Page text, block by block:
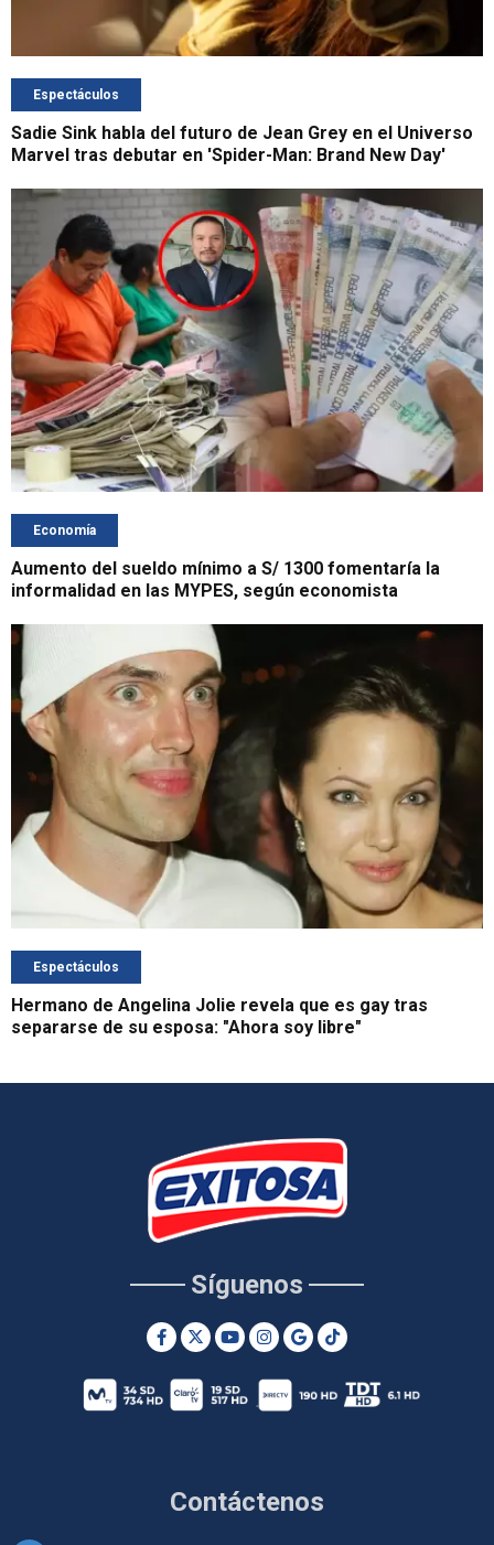
Espectáculos
Sadie Sink habla del futuro de Jean Grey en el Universo
Marvel tras debutar en 'Spider-Man: Brand New Day'
Economía
Aumento del sueldo mínimo a S/ 1300 fomentaría la
informalidad en las MYPES, según economista
Espectáculos
Hermano de Angelina Jolie revela que es gay tras
separarse de su esposa: "Ahora soy libre"
Contáctenos
Síguenos